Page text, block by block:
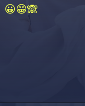
😀😁🙈